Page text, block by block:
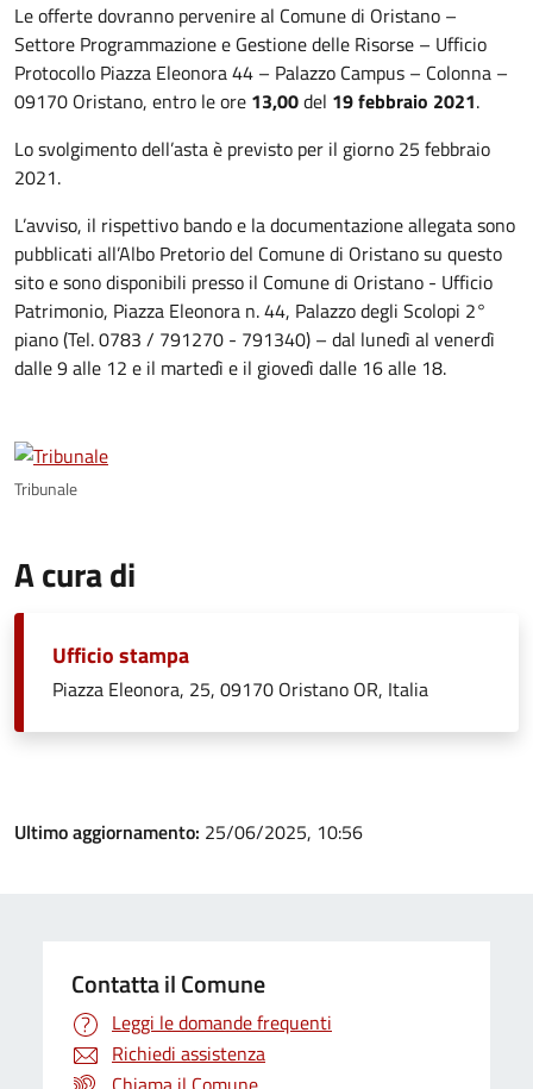
Le offerte dovranno pervenire al Comune di Oristano –
Settore Programmazione e Gestione delle Risorse – Ufficio
Protocollo Piazza Eleonora 44 – Palazzo Campus – Colonna –
09170 Oristano, entro le ore 13,00del 19 febbraio 2021.
Lo svolgimento dell’asta è previsto per il giorno 25 febbraio
2021.
L’avviso, il rispettivo bando e la documentazione allegata sono
pubblicati all’Albo Pretorio del Comune di Oristano su questo
sito e sono disponibili presso il Comune di Oristano - Ufficio
Patrimonio, Piazza Eleonora n. 44, Palazzo degli Scolopi 2°
piano (Tel. 0783 / 791270 - 791340) – dal lunedì al venerdì
dalle 9 alle 12 e il martedì e il giovedì dalle 16 alle 18.
Tribunale
A cura di
Ufficio stampa
Piazza Eleonora, 25, 09170 Oristano OR, Italia
Ultimo aggiornamento: 25/06/2025, 10:56
Contatta il Comune
Leggi le domande frequenti
Richiedi assistenza